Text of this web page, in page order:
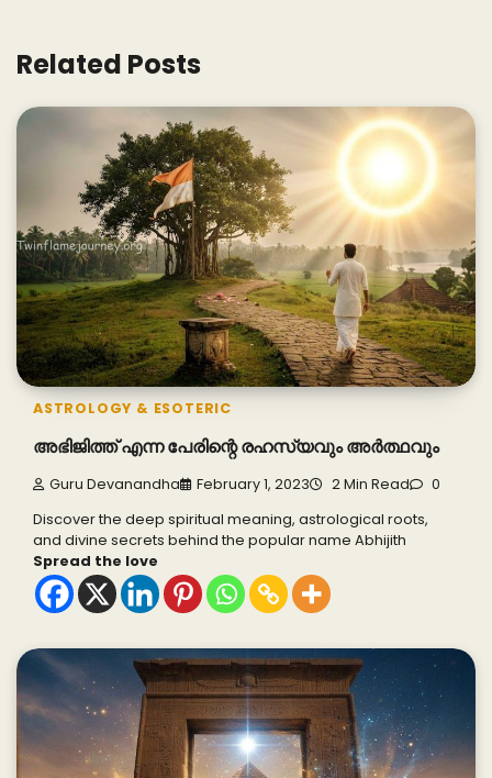
Related Posts
ASTROLOGY & ESOTERIC
അഭിജിത്ത് എന്ന പേരിന്റെ രഹസ്യവും അർത്ഥവും
Guru Devanandha February 1, 2023 2 Min Read 0
Discover the deep spiritual meaning, astrological roots,
and divine secrets behind the popular name Abhijith
Spread the love